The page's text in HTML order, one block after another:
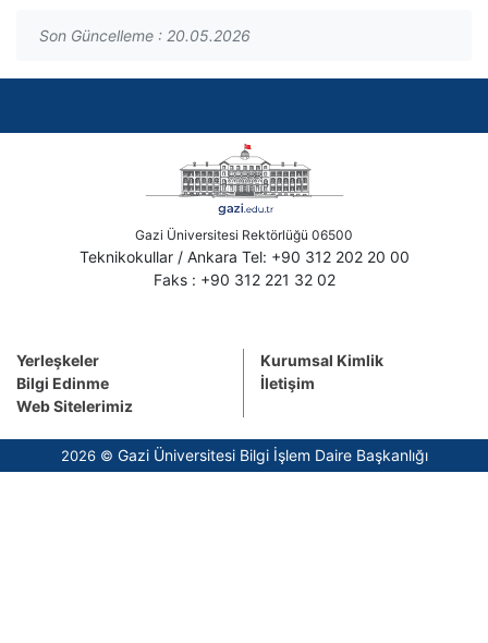
Son Güncelleme : 20.05.2026
Gazi Üniversitesi Rektörlüğü 06500
Teknikokullar / Ankara Tel: +90 312 202 20 00
Faks : +90 312 221 32 02
Yerleşkeler
Bilgi Edinme
Web Sitelerimiz
Kurumsal Kimlik
İletişim
2026 © Gazi Üniversitesi Bilgi İşlem Daire Başkanlığı